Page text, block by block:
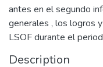
antes en el segundo
generales , los logros
LSOF durante el
Description